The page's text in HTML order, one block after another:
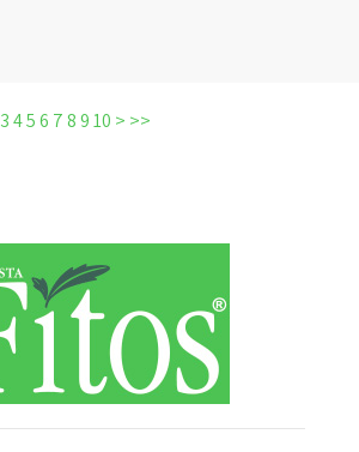
3456 78910 > >>